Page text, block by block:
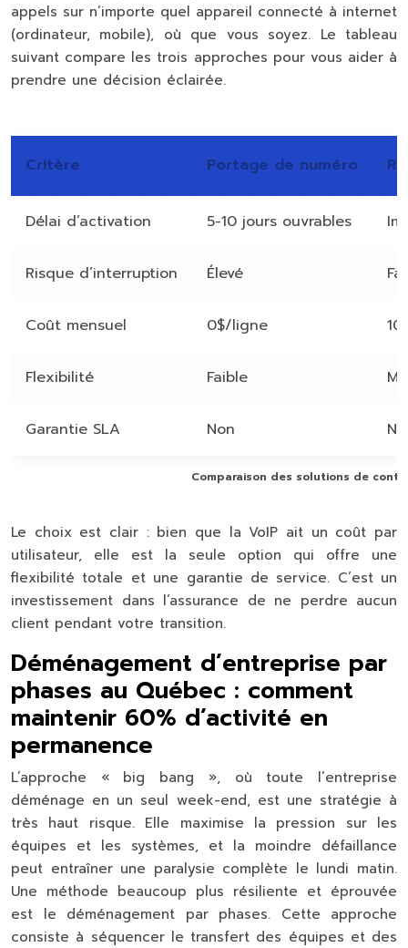
appels sur n’importe quel appareil connecté à internet
(ordinateur, mobile), où que vous soyez. Le tableau
suivant compare les trois approches pour vous aider à
prendre une décision éclairée.
Comparaison des solutions de
Critère Portage de numéro
Délai d’activation 5-10 jours ouvrables
Risque d’interruption Élevé
Coût mensuel 0$/ligne
Flexibilité Faible
Garantie SLA Non
Le choix est clair : bien que la VoIP ait un coût par
utilisateur, elle est la seule option qui offre une
flexibilité totale et une garantie de service. C’est un
investissement dans l’assurance de ne perdre aucun
client pendant votre transition.
Déménagement d’entreprise par
phases au Québec : comment
maintenir 60% d’activité en
permanence
L’approche « big bang », où toute l’entreprise
déménage en un seul week-end, est une stratégie à
très haut risque. Elle maximise la pression sur les
équipes et les systèmes, et la moindre défaillance
peut entraîner une paralysie complète le lundi matin.
Une méthode beaucoup plus résiliente et éprouvée
est le déménagement par phases. Cette approche
consiste à séquencer le transfert des équipes et des